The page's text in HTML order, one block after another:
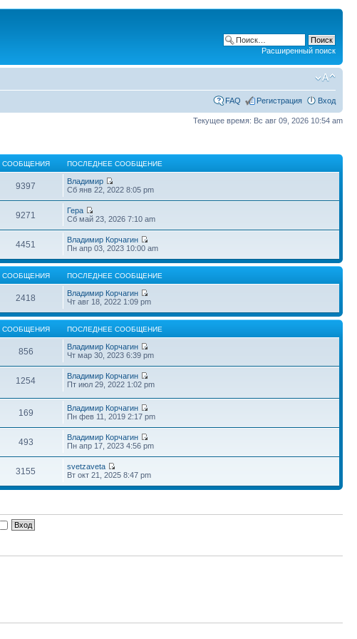
Расширенный поиск
FAQ Регистрация Вход
Текущее время: Вс авг 09, 2026 10:54 am
СООБЩЕНИЯ ПОСЛЕДНЕЕ СООБЩЕНИЕ
9397
Владимир
Сб янв 22, 2022 8:05 pm
9271
Гера
Сб май 23, 2026 7:10 am
4451
Владимир Корчагин
Пн апр 03, 2023 10:00 am
СООБЩЕНИЯ ПОСЛЕДНЕЕ СООБЩЕНИЕ
2418
Владимир Корчагин
Чт авг 18, 2022 1:09 pm
СООБЩЕНИЯ ПОСЛЕДНЕЕ СООБЩЕНИЕ
856
Владимир Корчагин
Чт мар 30, 2023 6:39 pm
1254
Владимир Корчагин
Пт июл 29, 2022 1:02 pm
169
Владимир Корчагин
Пн фев 11, 2019 2:17 pm
493
Владимир Корчагин
Пн апр 17, 2023 4:56 pm
3155
svetzaveta
Вт окт 21, 2025 8:47 pm